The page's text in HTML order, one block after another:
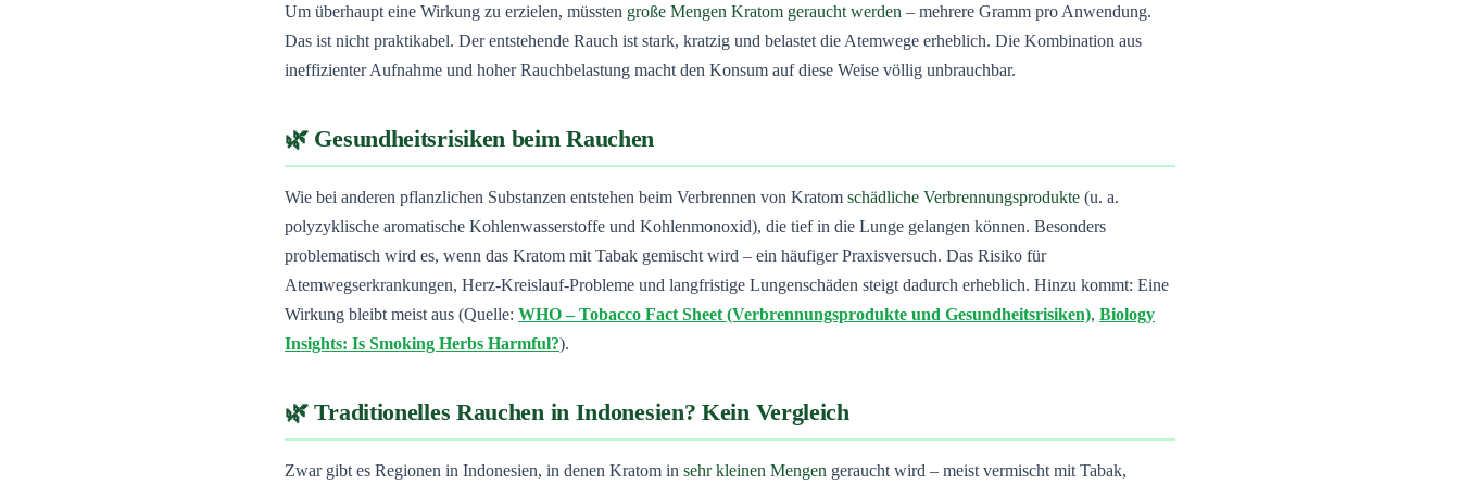
Um überhaupt eine Wirkung zu erzielen, müssten große Mengen Kratom geraucht werden – mehrere Gramm pro Anwendung.
Das ist nicht praktikabel. Der entstehende Rauch ist stark, kratzig und belastet die Atemwege erheblich. Die Kombination aus
ineffizienter Aufnahme und hoher Rauchbelastung macht den Konsum auf diese Weise völlig unbrauchbar.
Gesundheitsrisiken beim Rauchen
Wie bei anderen pflanzlichen Substanzen entstehen beim Verbrennen von Kratom schädliche Verbrennungsprodukte (u. a.
polyzyklische aromatische Kohlenwasserstoffe und Kohlenmonoxid), die tief in die Lunge gelangen können. Besonders
problematisch wird es, wenn das Kratom mit Tabak gemischt wird – ein häufiger Praxisversuch. Das Risiko für
Atemwegserkrankungen, Herz-Kreislauf-Probleme und langfristige Lungenschäden steigt dadurch erheblich. Hinzu kommt: Eine
Wirkung bleibt meist aus (Quelle: WHO – Tobacco Fact Sheet (Verbrennungsprodukte und Gesundheitsrisiken), Biology
Insights: Is Smoking Herbs Harmful?).
Traditionelles Rauchen in Indonesien? Kein Vergleich
Zwar gibt es Regionen in Indonesien, in denen Kratom in sehr kleinen Mengen geraucht wird – meist vermischt mit Tabak,